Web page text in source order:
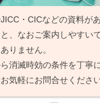
・CICなどの資料が
、なおご案内しやすい
りません。
消滅時効の条件を丁寧
気軽にお問合せください